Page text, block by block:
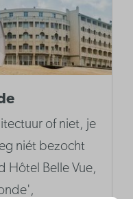
of niet, je
niét bezocht
Hôtel Belle Vue,